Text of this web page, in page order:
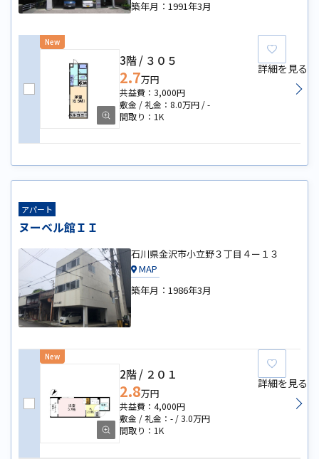
築年月：1991年3月
3階 ３０５
2.7万円
3,000円
8.0万円
-
1K
New
詳細を見る
アパート
ヌーベル館ＩＩ
石川県金沢市小立野３丁目４ー１３
MAP
築年月：1986年3月
2階 ２０１
2.8万円
4,000円
-
3.0万円
1K
New
詳細を見る